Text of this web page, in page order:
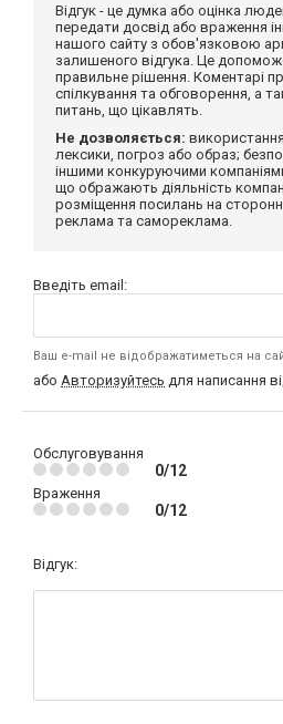
Відгук - це думка або оцінка
передати досвід або враження
нашого сайту з обов'язковою
залишеного відгука. Це
правильне рішення. Коментарі
спілкування та обговорення, а
питань, що цікавлять.
Не дозволяється:
лексики, погроз або образ;
іншими конкуруючими
що ображають діяльність
розміщення посилань на
реклама та самореклама.
Введіть email:
Ваш e-mail не відображатиметься на
або Авторизуйтесь для написання
Обслуговування
0/12
Враження
0/12
Відгук: